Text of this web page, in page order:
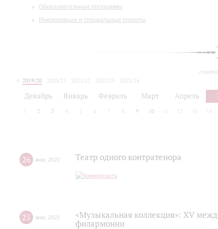
Образовательные программы
Инклюзивные и специальные проекты
2019/20 2020/21 2021/22 2022/23
2023/24
Декабрь Январь Февраль Март Апрель
2 3 4 5 6 7 8 9 10 12 13 14
26 мая 2021 Театр одного контратенора
25 мая 2021
«Музыкальная коллекция»: XV
филармонии